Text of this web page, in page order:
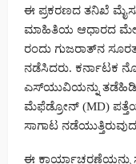
ಈ ಪ್ರಕರಣದ ತನಿಖೆ
ಮಾಹಿತಿಯ ಆಧಾರದ
ರಂದು ಗುಜರಾತ್‌ನ
ನಡೆಸಿದರು. ಕರ್ನಾಟಕ
ಎಸ್‌ಯುವಿಯನ್ನು
ಮೆಫೆಡ್ರೋನ್ (MD)
ಸಾಗಾಟ
ಈ ಕಾರ್ಯಾಚರಣೆಯನ್ನು